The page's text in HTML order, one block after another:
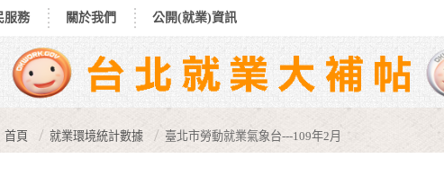
服務 關於我們 公開(就業)資訊
首頁 就業環境統計數據 臺北市勞動就業氣象台---109年2月